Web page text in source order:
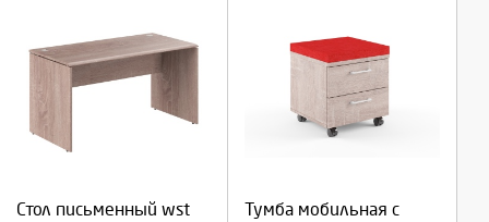
Стол письменный wst
Выберите количество:
Тумба мобильная с
Выберите количество: